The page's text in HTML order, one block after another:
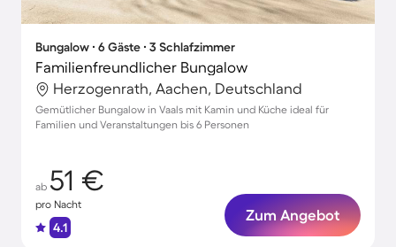
Bungalow ∙ 6 Gäste ∙ 3 Schlafzimmer
Familienfreundlicher Bungalow
Herzogenrath, Aachen, Deutschland
Gemütlicher Bungalow in Vaals mit Kamin und Küche ideal für
Familien und Veranstaltungen bis 6 Personen
ab 51 €
pro Nacht
4.1
Zum Angebot